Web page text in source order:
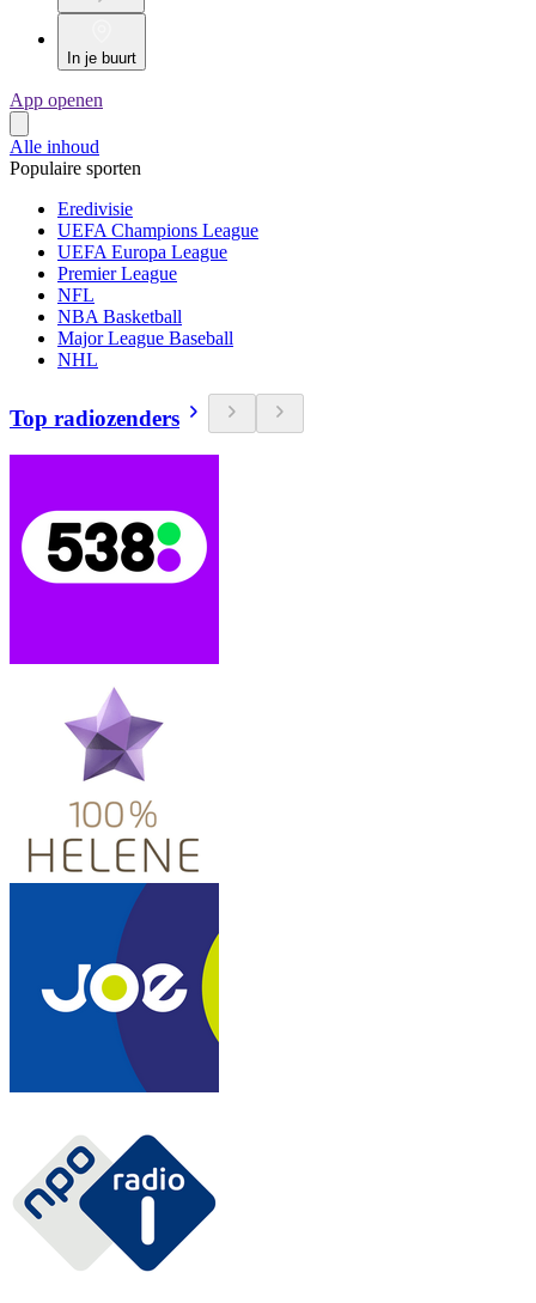
In je buurt
App openen
Alle inhoud
Populaire sporten
Eredivisie
UEFA Champions League
UEFA Europa League
Premier League
NFL
NBA Basketball
Major League Baseball
NHL
Top radiozenders